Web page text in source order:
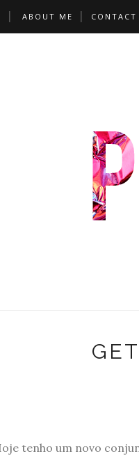
ABOUT ME CONTACT
tenho um novo